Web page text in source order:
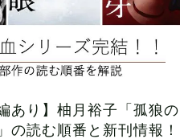
あり】柚月裕子「孤狼の
の読む順番と新刊情報！